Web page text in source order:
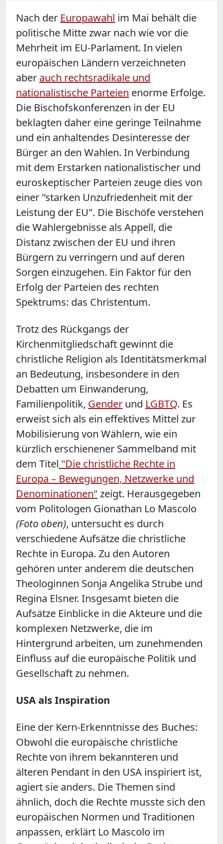
Nach der Europawahl im Mai behält die
politische Mitte zwar nach wie vor die
Mehrheit im EU-Parlament. In vielen
europäischen Ländern verzeichneten
aber auch rechtsradikale und
nationalistische Parteien enorme Erfolge.
Die Bischofskonferenzen in der EU
beklagten daher eine geringe Teilnahme
und ein anhaltendes Desinteresse der
Bürger an den Wahlen. In Verbindung
mit dem Erstarken nationalistischer und
euroskeptischer Parteien zeuge dies von
einer "starken Unzufriedenheit mit der
Leistung der EU". Die Bischöfe verstehen
die Wahlergebnisse als Appell, die
Distanz zwischen der EU und ihren
Bürgern zu verringern und auf deren
Sorgen einzugehen. Ein Faktor für den
Erfolg der Parteien des rechten
Spektrums: das Christentum.
Trotz des Rückgangs der
Kirchenmitgliedschaft gewinnt die
christliche Religion als Identitätsmerkmal
an Bedeutung, insbesondere in den
Debatten um Einwanderung,
Familienpolitik, Gender und LGBTQ. Es
erweist sich als ein effektives Mittel zur
Mobilisierung von Wählern, wie ein
kürzlich erschienener Sammelband mit
dem Titel "Die christliche Rechte in
Europa – Bewegungen, Netzwerke und
Denominationen" zeigt. Herausgegeben
vom Politologen Gionathan Lo Mascolo
(Foto oben), untersucht es durch
verschiedene Aufsätze die christliche
Rechte in Europa. Zu den Autoren
gehören unter anderem die deutschen
Theologinnen Sonja Angelika Strube und
Regina Elsner. Insgesamt bieten die
Aufsätze Einblicke in die Akteure und die
komplexen Netzwerke, die im
Hintergrund arbeiten, um zunehmenden
Einfluss auf die europäische Politik und
Gesellschaft zu nehmen.
USA als Inspiration
Eine der Kern-Erkenntnisse des Buches:
Obwohl die europäische christliche
Rechte von ihrem bekannteren und
älteren Pendant in den USA inspiriert ist,
agiert sie anders. Die Themen sind
ähnlich, doch die Rechte musste sich den
europäischen Normen und Traditionen
anpassen, erklärt Lo Mascolo im